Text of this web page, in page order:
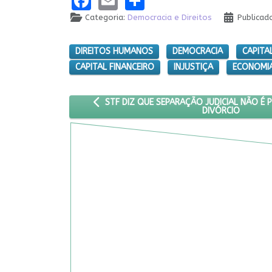
Categoria: Democracia e Direitos
DIREITOS HUMANOS DEMOCRACIA
CAPITAL FINANCEIRO
INJUSTIÇA
ARTIGO ANTERIOR: STF DIZ QUE SEPARAÇÃO
STF DIZ QUE SEPARAÇÃO JUDICIAL NÃO É
DIVÓRCIO